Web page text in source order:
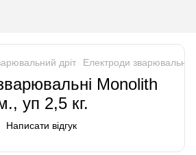
дріт Електроди зварювальні
Monolith
уп 2,5 кг.
Написати відгук